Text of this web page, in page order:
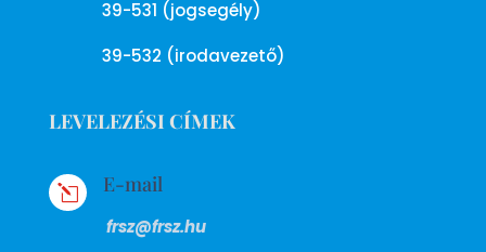
39-531 (jogsegély)
39-532 (irodavezető)
LEVELEZÉSI CÍMEK
l E-mail
frsz@frsz.hu